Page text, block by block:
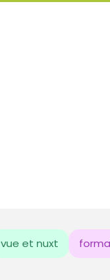
vue et nuxt